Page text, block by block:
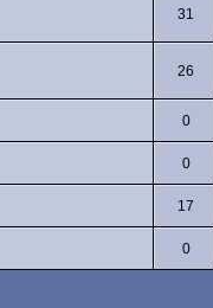
31
26
0
0
17
0